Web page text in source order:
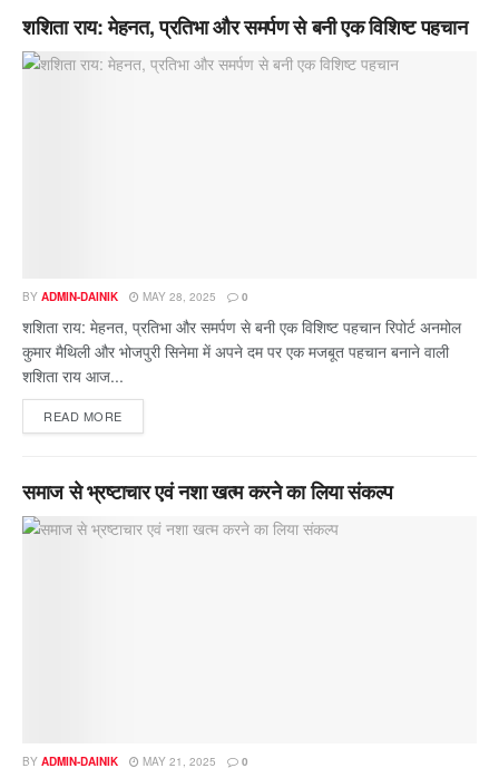
शशिता राय: मेहनत, प्रतिभा और समर्पण से बनी एक विशिष्ट पहचान
BY ADMIN-DAINIK MAY 28, 2025 0
शशिता राय: मेहनत, प्रतिभा और समर्पण से बनी एक विशिष्ट पहचान रिपोर्ट अनमोल
कुमार मैथिली और भोजपुरी सिनेमा में अपने दम पर एक मजबूत पहचान बनाने वाली
शशिता राय आज...
READ MORE
समाज से भ्रष्टाचार एवं नशा खत्म करने का लिया संकल्प
BY ADMIN-DAINIK MAY 21, 2025 0